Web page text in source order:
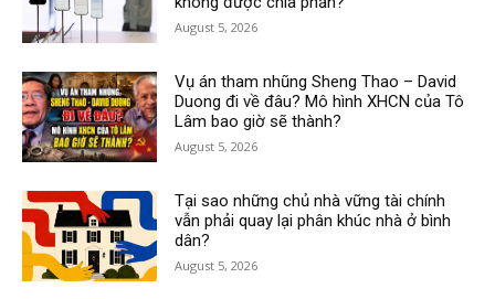
August 5, 2026
Vụ án tham nhũng Sheng Thao – David
Duong đi về đâu? Mô hình XHCN của Tô
Lâm bao giờ sẽ thành?
August 5, 2026
Tại sao những chủ nhà vững tài chính
vẫn phải quay lại phân khúc nhà ở bình
dân?
August 5, 2026